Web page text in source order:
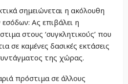
σημειώνεται η ακόλουθη
Ας επιβάλει η
στους ‘συγκλητικούς’ που
σε καμένες δασικές εκτάσεις
της χώρας.
πρόστιμα σε άλλους